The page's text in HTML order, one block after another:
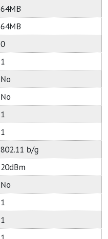
64MB
64MB
0
1
No
No
1
1
802.11 b/g
20dBm
No
1
1